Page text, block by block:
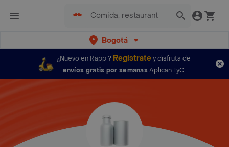
Bogotá
¿Nuevo en Rappi? Regístratey disfruta de
envíos gratis por semanas Aplican TyC